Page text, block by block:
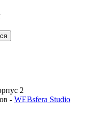
2
- WEBsfera Studio